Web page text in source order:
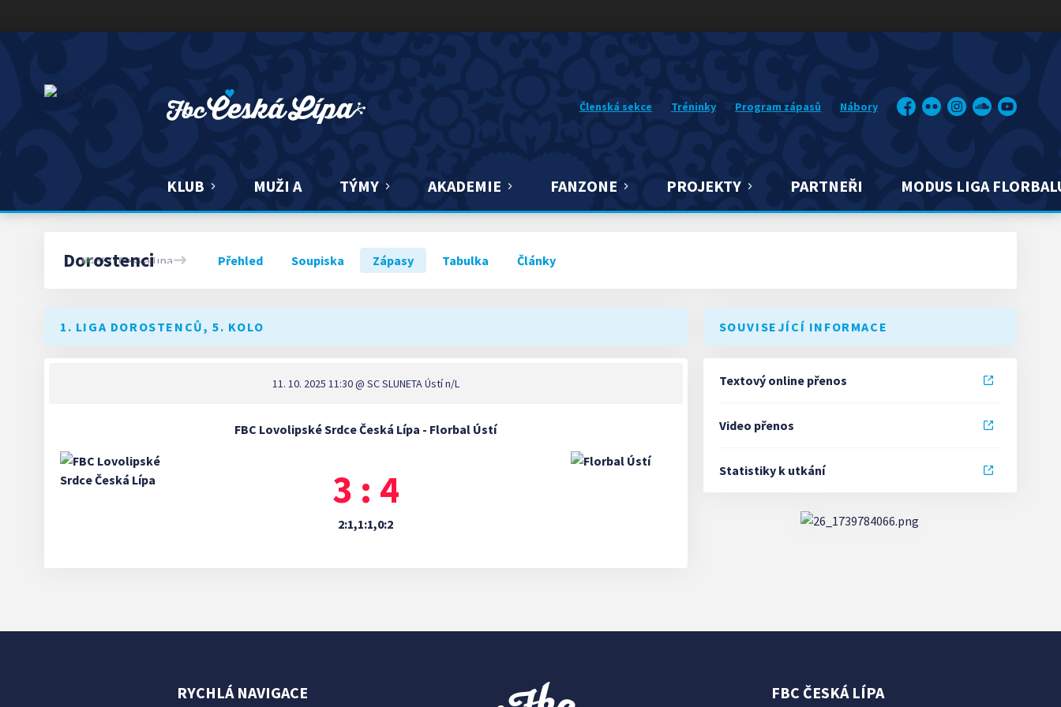
Členská sekce Tréninky Program zápasů Nábory Facebook
FlickrInstagramSoundcloud
YouTube
KLUB MUŽI A TÝMY AKADEMIE FANZONE PROJEKTY PARTNEŘI MODUS LIGA
Dorostenci Přehled Soupiska Zápasy Tabulka Články
1. LIGA DOROSTENCŮ, 5. KOLO
11. 10. 2025 11:30@ SC SLUNETA Ústí n/L
FBC Lovolipské Srdce Česká Lípa - Florbal Ústí
3 : 4
2:1,1:1,0:2
SOUVISEJÍCÍ INFORMACE
Textový online přenos
Video přenos
Statistiky k utkání
FBC ČESKÁ LÍPA
RYCHLÁ NAVIGACE